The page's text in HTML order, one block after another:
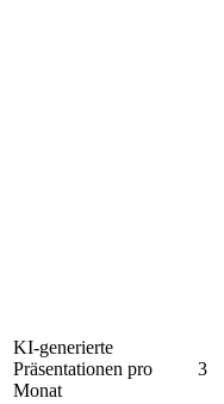
KI-generierte
Präsentationen pro
Monat
3